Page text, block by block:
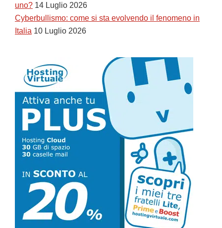
uno? 14 Luglio 2026
Cyberbullismo: come si sta evolvendo il fenomeno in
Italia 10 Luglio 2026